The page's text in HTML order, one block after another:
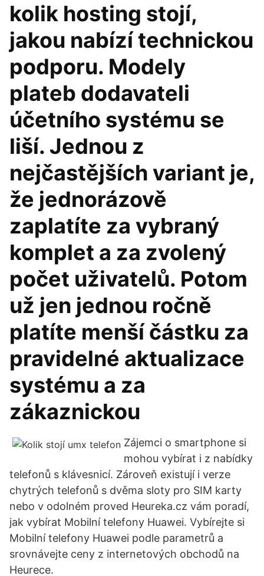
kolik hosting stojí,
jakou nabízí technickou
podporu. Modely
plateb dodavateli
účetního systému se
liší. Jednou z
nejčastějších variant je,
že jednorázově
zaplatíte za vybraný
komplet a za zvolený
počet uživatelů. Potom
už jen jednou ročně
platíte menší částku za
pravidelné aktualizace
systému a za
zákaznickou
Zájemci o smartphone si
mohou vybírat i z nabídky
telefonů s klávesnicí. Zároveň existují i verze
chytrých telefonů s dvěma sloty pro SIM karty
nebo v odolném proved Heureka.cz vám poradí,
jak vybírat Mobilní telefony Huawei. Vybírejte si
Mobilní telefony Huawei podle parametrů a
srovnávejte ceny z internetových obchodů na
Heurece.